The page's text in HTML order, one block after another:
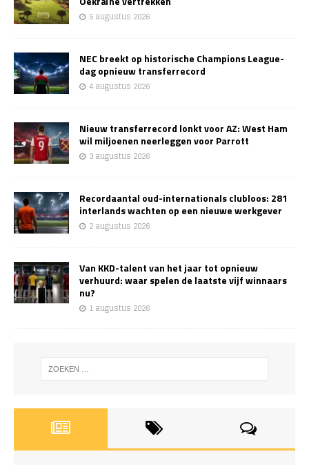
5 augustus 2026
NEC breekt op historische Champions League-
dag opnieuw transferrecord
4 augustus 2026
Nieuw transferrecord lonkt voor AZ: West Ham
wil miljoenen neerleggen voor Parrott
3 augustus 2026
Recordaantal oud-internationals clubloos: 281
interlands wachten op een nieuwe werkgever
2 augustus 2026
Van KKD-talent van het jaar tot opnieuw
verhuurd: waar spelen de laatste vijf winnaars
nu?
1 augustus 2026